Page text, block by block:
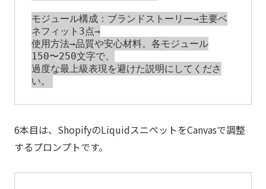
モジュール構成：ブランドストーリー→主要ベ
ネフィット3点→
使用方法→品質や安心材料。各モジュール
150〜250文字で、
過度な最上級表現を避けた説明にしてくださ
6本目は、ShopifyのLiquidスニペットをCanvasで調整
するプロンプトです。